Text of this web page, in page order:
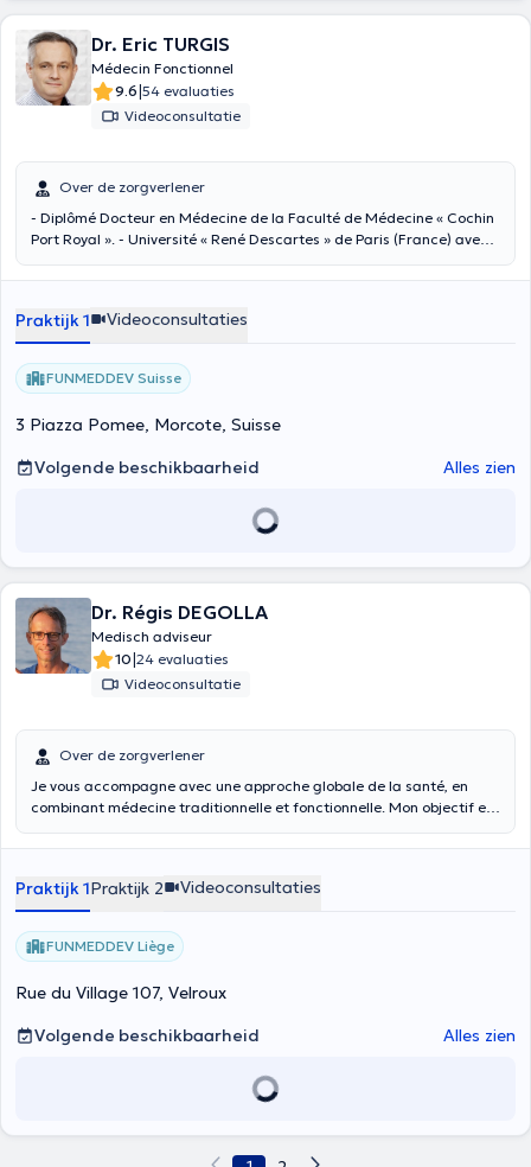
Dr. Eric TURGIS
Médecin Fonctionnel
9.6|54 evaluaties
Videoconsultatie
Over de zorgverlener
- Diplômé Docteur en Médecine de la Faculté de Médecine « Cochin
Port Royal ». - Université « René Descartes » de Paris (France) avec
Préventive et Thérapeutique de la Faculté de médecine « Xavier
Dijon (France) « alimentation, santé et micro-nutrition ». - Formation
en Génomique et Nutrigénomique. - Formation à la Functional
Medicine University (USA).
Praktijk 1 Videoconsultaties
FUNMEDDEV Suisse
3 Piazza Pomee, Morcote, Suisse
Volgende beschikbaarheid
Alles zien
Dr. Régis DEGOLLA
Medisch adviseur
10|24 evaluaties
Videoconsultatie
Over de zorgverlener
Je vous accompagne avec une approche globale de la santé, en
combinant médecine traditionnelle et fonctionnelle. Mon objectif est
trouver ensemble des solutions naturelles et personnalisées pour
Praktijk 1Praktijk 2 Videoconsultaties
FUNMEDDEV Liège
Rue du Village 107, Velroux
Volgende beschikbaarheid
Alles zien